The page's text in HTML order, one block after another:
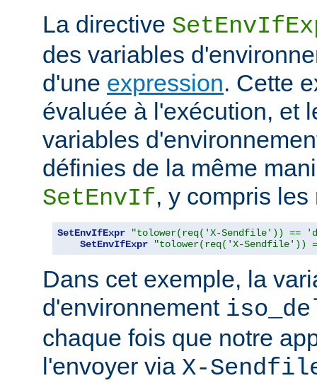
La directive
des variables
d'une expression. Cette
évaluée à l'exécution, et
variables
définies de la même
SetEnvIf, y compris
SetEnvIfExpr
"tolower(req('X-Sendfile')) ==
SetEnvIfExpr
"tolower(req('X-
Dans cet exemple, la
d'environnement
chaque fois que notre
l'envoyer via X-